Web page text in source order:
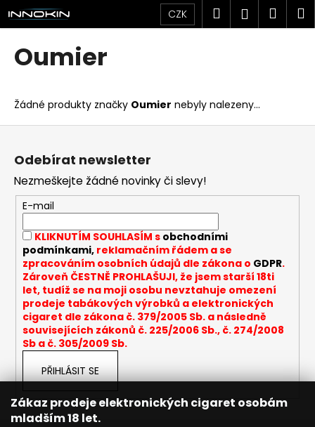
Zákaz prodeje elektronických cigaret osobám
mladším 18 let.
Přejít
na
obsah
CZK Hledat
Oumier
Žádné produkty značky Oumier nebyly nalezeny...
K
o
o
p
o
t
ř
e
b
e
e
n
a
í
t
?
Z
Odebírat newsletter
Nezmeškejte žádné novinky či slevy!
E-mail
KLIKNUTÍM SOUHLASÍM s obchodními
podmínkami,reklamačním řádem a se
zpracováním osobních údajů dle zákona o GDPR.
Zároveň ČESTNĚ PROHLAŠUJI, že jsem starší 18ti
let, tudíž se na moji osobu nevztahuje omezení
prodeje tabákových výrobků a elektronických
cigaret dle zákona č. 379/2005 Sb. a následně
souvisejících zákonů č. 225/2006 Sb., č. 274/2008
Sb a č. 305/2009 Sb.
PŘIHLÁSIT SE